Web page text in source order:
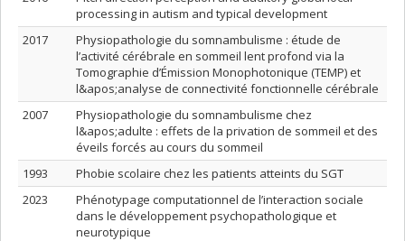
processing in autism and typical development
2017
Physiopathologie du somnambulisme : étude de
l’activité cérébrale en sommeil lent profond via la
Tomographie d’Émission Monophotonique (TEMP) et
l&apos;analyse de connectivité fonctionnelle cérébrale
2007
Physiopathologie du somnambulisme chez
l&apos;adulte : effets de la privation de sommeil et des
éveils forcés au cours du sommeil
1993
Phobie scolaire chez les patients atteints du SGT
2023
Phénotypage computationnel de l’interaction sociale
dans le développement psychopathologique et
neurotypique